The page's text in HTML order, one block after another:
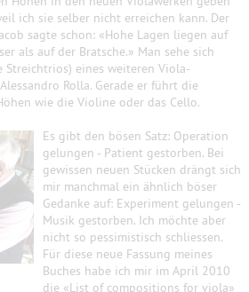
ich sie selber nicht erreichen kann. Der
sagte schon: «Hohe Lagen liegen auf
als auf der Bratsche.» Man sehe sich
Streichtrios) eines weiteren Viola-
Rolla. Gerade er führt die
wie die Violine oder das Cello.
Es gibt den bösen Satz: Operation
gelungen - Patient gestorben. Bei
gewissen neuen Stücken drängt sich
mir manchmal ein ähnlich böser
Gedanke auf: Experiment gelungen -
Musik gestorben. Ich möchte aber
nicht so pessimistisch schliessen.
Für diese neue Fassung meines
Buches habe ich mir im April 2010
die «List of compositions for viola»